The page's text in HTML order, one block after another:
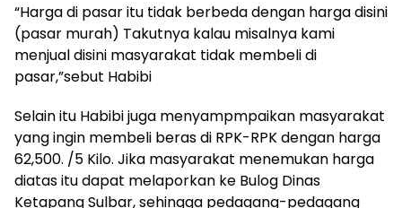
“Harga di pasar itu tidak berbeda dengan harga disini
(pasar murah) Takutnya kalau misalnya kami
menjual disini masyarakat tidak membeli di
pasar,”sebut Habibi
Selain itu Habibi juga menyampmpaikan masyarakat
yang ingin membeli beras di RPK-RPK dengan harga
62,500. /5 Kilo. Jika masyarakat menemukan harga
diatas itu dapat melaporkan ke Bulog Dinas
Ketapang Sulbar, sehingga pedagang-pedagang